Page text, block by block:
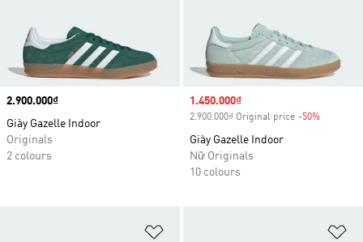
Price
2.900.000₫
Giày Gazelle Indoor
Originals
2 colours
Sale price
1.450.000₫
2.900.000₫ Original price -50%
Giày Gazelle Indoor
Nữ Originals
10 colours